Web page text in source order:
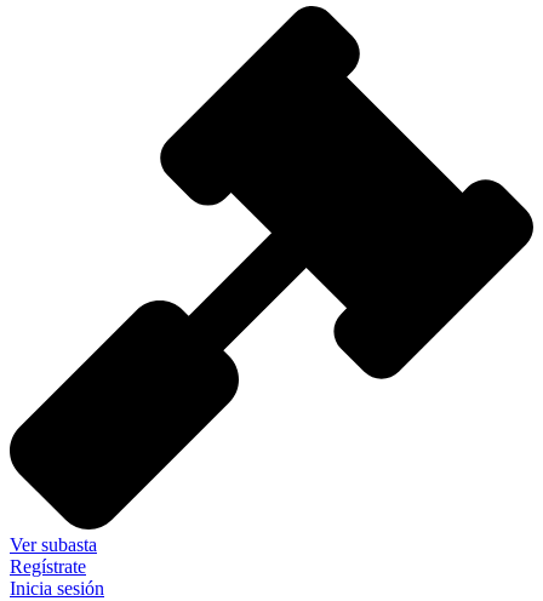
Ver subasta
Regístrate
Inicia sesión